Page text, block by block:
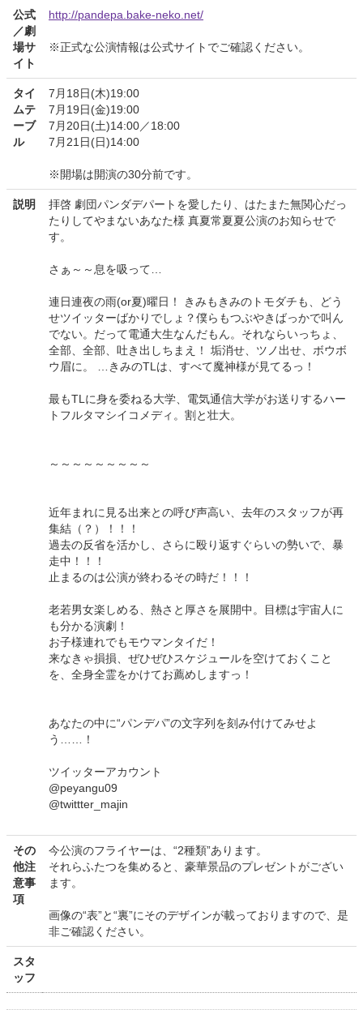
公式
／劇
場サ
イト
http://pandepa.bake-neko.net/
※正式な公演情報は公式サイトでご確認ください。
タイ
ムテ
ーブ
ル
7月18日(木)19:00
7月19日(金)19:00
7月20日(土)14:00／18:00
7月21日(日)14:00
※開場は開演の30分前です。
説明
拝啓 劇団パンダデパートを愛したり、はたまた無関心だっ
たりしてやまないあなた様 真夏常夏夏公演のお知らせで
す。
さぁ～～息を吸って…
連日連夜の雨(or夏)曜日！ きみもきみのトモダチも、どう
せツイッターばかりでしょ？僕らもつぶやきばっかで叫ん
でない。だって電通大生なんだもん。それならいっちょ、
全部、全部、吐き出しちまえ！ 垢消せ、ツノ出せ、ボウボ
ウ眉に。 …きみのTLは、すべて魔神様が見てるっ！
最もTLに身を委ねる大学、電気通信大学がお送りするハー
トフルタマシイコメディ。割と壮大。
～～～～～～～～～
近年まれに見る出来との呼び声高い、去年のスタッフが再
集結（？）！！！
過去の反省を活かし、さらに殴り返すぐらいの勢いで、暴
走中！！！
止まるのは公演が終わるその時だ！！！
老若男女楽しめる、熱さと厚さを展開中。目標は宇宙人に
も分かる演劇！
お子様連れでもモウマンタイだ！
来なきゃ損損、ぜひぜひスケジュールを空けておくこと
を、全身全霊をかけてお薦めしますっ！
あなたの中に“パンデパ”の文字列を刻み付けてみせよ
う……！
ツイッターアカウント
@peyangu09
@twittter_majin
その
他注
意事
項
今公演のフライヤーは、“2種類”あります。
それらふたつを集めると、豪華景品のプレゼントがござい
ます。
画像の“表”と“裏”にそのデザインが載っておりますので、是
非ご確認ください。
スタ
ッフ